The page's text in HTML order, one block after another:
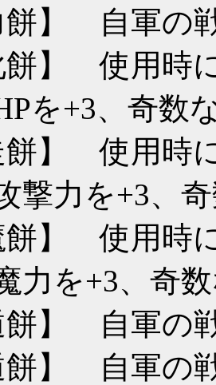
餅】 自軍の
餅】 使用時
を+3、奇数
餅】 使用時
撃力を+3、
餅】 使用時
力を+3、奇
餅】 自軍の
餅】 自軍の